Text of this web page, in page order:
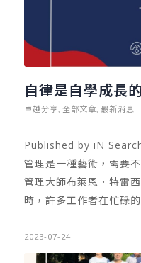
自律是自學成長
卓越分享 全部文章 最新消息
Published by iN Search 卓
管理是一種藝術，需要
管理大師布萊恩．特雷西如是說。 人
時，許多工作者在忙碌
「擁有更多的時間，並
間』才是！」 本期成功有約專文與您分享，在一天24小
2023-07-24